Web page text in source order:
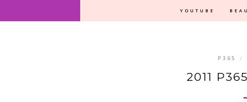
YOUTUBE
P365 /
2011